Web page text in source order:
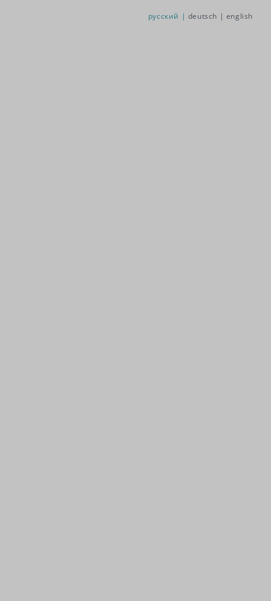
русский | deutsch | english